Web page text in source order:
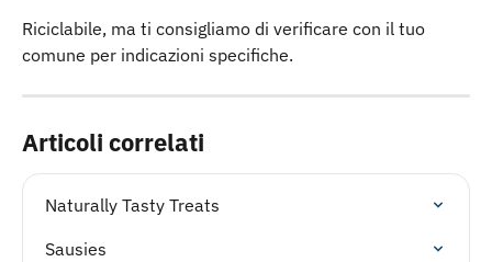
Riciclabile, ma ti consigliamo di verificare con il tuo
comune per indicazioni specifiche.
Articoli correlati
Naturally Tasty Treats
Sausies